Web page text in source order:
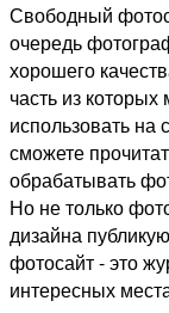
Свободный
очередь
хорошего
часть из
использовать на
сможете
обрабатывать
Но не только
дизайна
фотосайт - это
интересных